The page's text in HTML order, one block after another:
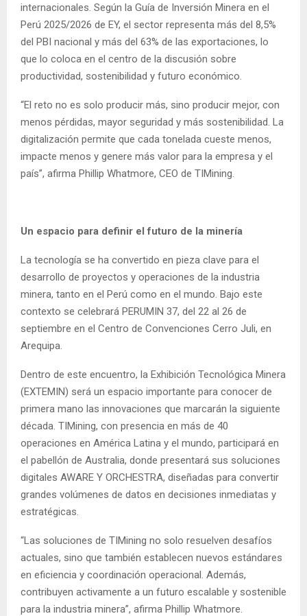
internacionales. Según la Guía de Inversión Minera en el
Perú 2025/2026 de EY, el sector representa más del 8,5%
del PBI nacional y más del 63% de las exportaciones, lo
que lo coloca en el centro de la discusión sobre
productividad, sostenibilidad y futuro económico.
“El reto no es solo producir más, sino producir mejor, con
menos pérdidas, mayor seguridad y más sostenibilidad. La
digitalización permite que cada tonelada cueste menos,
impacte menos y genere más valor para la empresa y el
país”, afirma Phillip Whatmore, CEO de TIMining.
Un espacio para definir el futuro de la minería
La tecnología se ha convertido en pieza clave para el
desarrollo de proyectos y operaciones de la industria
minera, tanto en el Perú como en el mundo. Bajo este
contexto se celebrará PERUMIN 37, del 22 al 26 de
septiembre en el Centro de Convenciones Cerro Juli, en
Arequipa.
Dentro de este encuentro, la Exhibición Tecnológica Minera
(EXTEMIN) será un espacio importante para conocer de
primera mano las innovaciones que marcarán la siguiente
década. TIMining, con presencia en más de 40
operaciones en América Latina y el mundo, participará en
el pabellón de Australia, donde presentará sus soluciones
digitales AWARE Y ORCHESTRA, diseñadas para convertir
grandes volúmenes de datos en decisiones inmediatas y
estratégicas.
“Las soluciones de TIMining no solo resuelven desafíos
actuales, sino que también establecen nuevos estándares
en eficiencia y coordinación operacional. Además,
contribuyen activamente a un futuro escalable y sostenible
para la industria minera”, afirma Phillip Whatmore.